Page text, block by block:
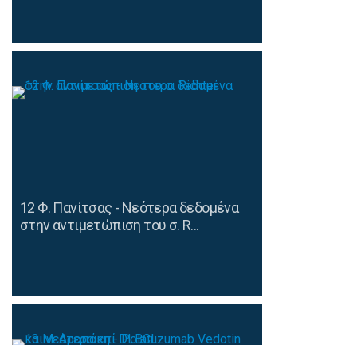
12 Φ. Πανίτσας - Νεότερα δεδομένα
στην αντιμετώπιση του σ. R...